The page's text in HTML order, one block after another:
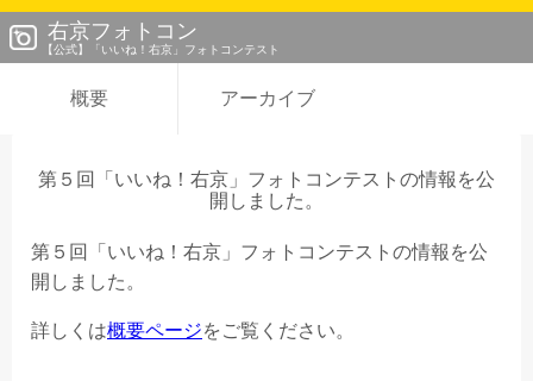
右京フォトコン
【公式】「いいね！右京」フォトコンテスト
概要 アーカイブ
第５回「いいね！右京」フォトコンテストの情報を公
開しました。
第５回「いいね！右京」フォトコンテストの情報を公
開しました。
詳しくは概要ページをご覧ください。